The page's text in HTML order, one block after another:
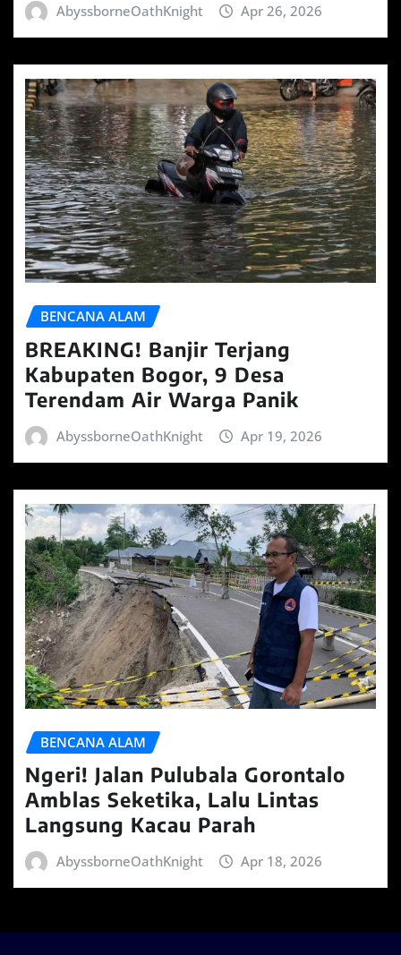
AbyssborneOathKnight Apr 26, 2026
BENCANA ALAM
BREAKING! Banjir Terjang
Kabupaten Bogor, 9 Desa
Terendam Air Warga Panik
AbyssborneOathKnight Apr 19, 2026
BENCANA ALAM
Ngeri! Jalan Pulubala Gorontalo
Amblas Seketika, Lalu Lintas
Langsung Kacau Parah
AbyssborneOathKnight Apr 18, 2026